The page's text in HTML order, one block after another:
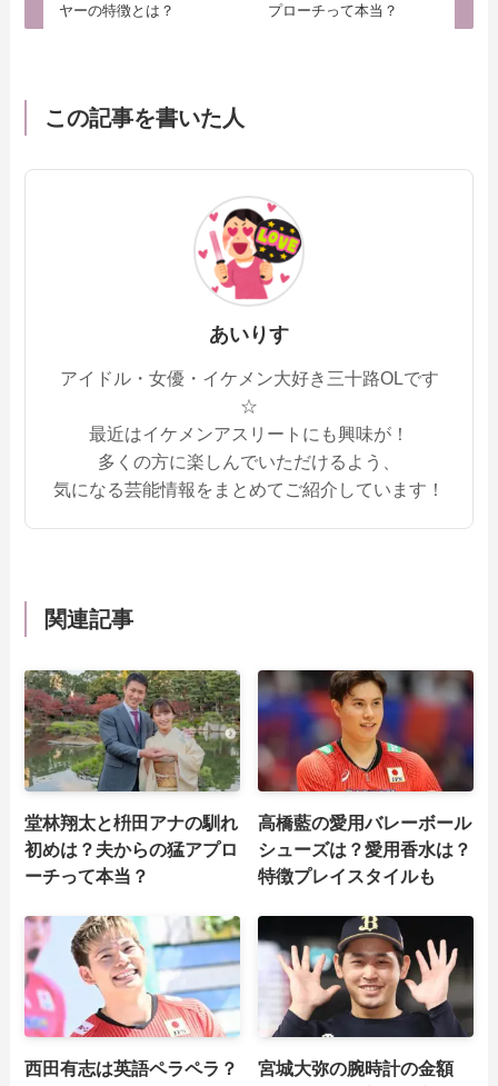
ヤーの特徴とは？
プローチって本当？
この記事を書いた人
あいりす
アイドル・女優・イケメン大好き三十路OLです
☆
最近はイケメンアスリートにも興味が！
多くの方に楽しんでいただけるよう、
気になる芸能情報をまとめてご紹介しています！
関連記事
堂林翔太と枡田アナの馴れ
初めは？夫からの猛アプロ
ーチって本当？
高橋藍の愛用バレーボール
シューズは？愛用香水は？
特徴プレイスタイルも
西田有志は英語ペラペラ？
宮城大弥の腕時計の金額